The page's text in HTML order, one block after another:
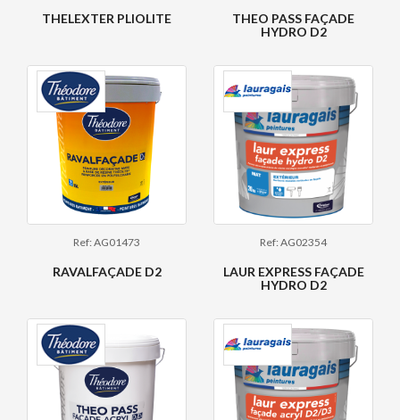
THELEXTER PLIOLITE
THEO PASS FAÇADE
HYDRO D2
Ref: AG01473
RAVALFAÇADE D2
Ref: AG02354
LAUR EXPRESS FAÇADE
HYDRO D2